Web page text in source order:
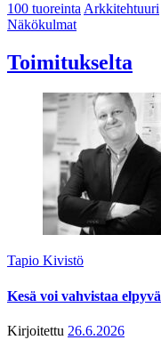
100 tuoreintaArkkitehtuuri
Näkökulmat
Toimitukselta
Tapio Kivistö
Kesä voi vahvistaa
Kirjoitettu 26.6.2026